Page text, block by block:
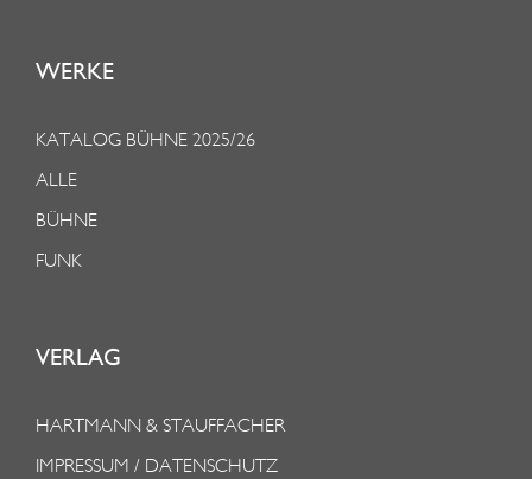
WERKE
KATALOG BÜHNE 2025/26
ALLE
BÜHNE
FUNK
VERLAG
HARTMANN & STAUFFACHER
IMPRESSUM / DATENSCHUTZ